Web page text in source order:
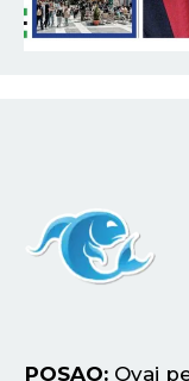
POSAO:Ovaj